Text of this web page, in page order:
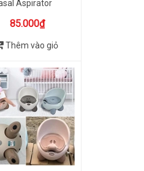
Aspirator
85.000₫
Thêm vào giỏ